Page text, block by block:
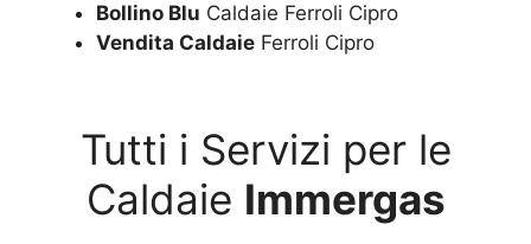
Bollino Blu Caldaie Ferroli Cipro
Vendita Caldaie Ferroli Cipro
Tutti i Servizi per le
Caldaie Immergas